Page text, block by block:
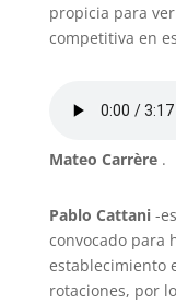
propicia para
competitiva en
Mateo Carrère.
Pablo Cattani-
convocado para
establecimiento
rotaciones, por